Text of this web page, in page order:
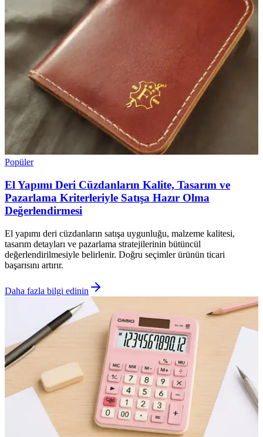
Popüler
El Yapımı Deri Cüzdanların Kalite, Tasarım ve
Pazarlama Kriterleriyle Satışa Hazır Olma
Değerlendirmesi
El yapımı deri cüzdanların satışa uygunluğu, malzeme kalitesi,
tasarım detayları ve pazarlama stratejilerinin bütüncül
değerlendirilmesiyle belirlenir. Doğru seçimler ürünün ticari
başarısını artırır.
Daha fazla bilgi edinin